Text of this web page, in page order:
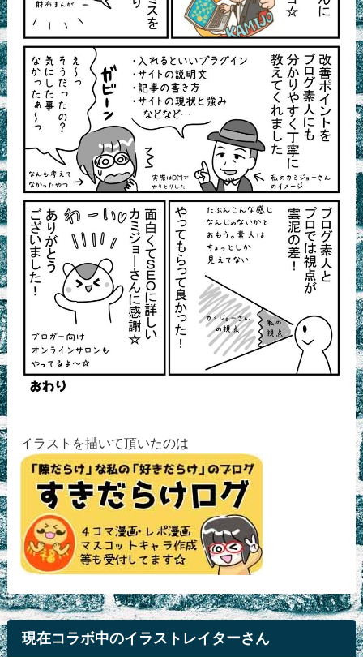
イラストを描いて頂いたのは
現在コラボ中のイラストレイターさん